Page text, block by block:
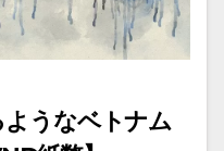
うなベトナム